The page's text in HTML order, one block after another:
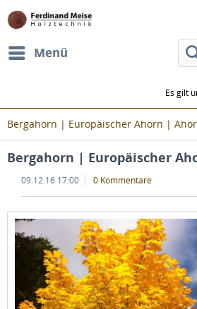
Menü
Es gilt
Bergahorn | Europäischer Ahorn |
Bergahorn | Europäischer
09.12.16 17:00 0 Kommentare